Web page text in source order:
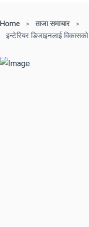
Home
ताजा समाचार